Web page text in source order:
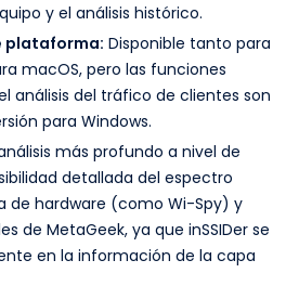
y el análisis histórico.
plataforma: Disponible tanto para
macOS, pero las funciones
análisis del tráfico de clientes son
para Windows.
más profundo a nivel de
detallada del espectro
de hardware (como Wi-Spy) y
de MetaGeek, ya que inSSIDer se
en la información de la capa